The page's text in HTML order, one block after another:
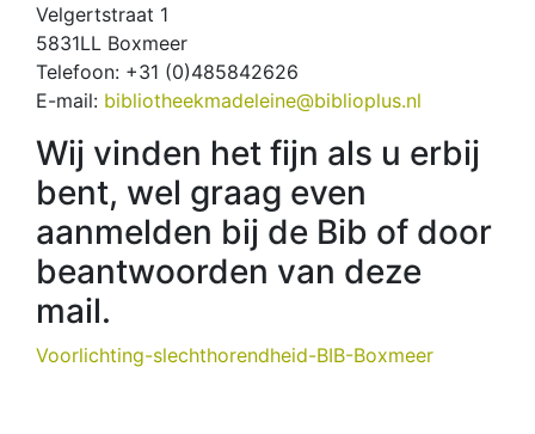
Velgertstraat 1
5831LL Boxmeer
Telefoon: +31 (0)485842626
E-mail: bibliotheekmadeleine@biblioplus.nl
Wij vinden het fijn als u erbij
bent, wel graag even
aanmelden bij de Bib of door
beantwoorden van deze
mail.
Voorlichting-slechthorendheid-BIB-Boxmeer